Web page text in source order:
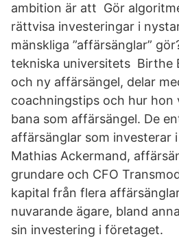
ambition är att Gör
rättvisa investeringar i
mänskliga ”affärsänglar”
tekniska universitets Birthe
och ny affärsängel, delar
coachningstips och hur hon
bana som affärsängel. De
affärsänglar som investerar
Mathias Ackermand,
grundare och CFO
kapital från flera
nuvarande ägare, bland
sin investering i företaget.